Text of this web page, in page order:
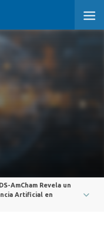
AmCham Revela un
Artificial en